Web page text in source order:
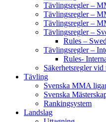
Tävlingsregler –
Tävlingsregler –
Tävlingsregler –
Tävlingsregler –
Rules –
Tävlingsregler –
Rules-
Säkerhetsregler vid
Tävling
Svenska MMA
Svenska
Rankingsystem
Landslag